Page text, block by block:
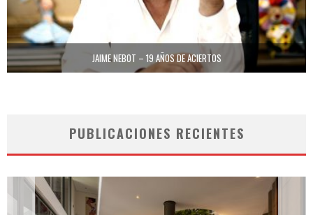
JAIME NEBOT – 19 AÑOS DE ACIERTOS
PUBLICACIONES RECIENTES